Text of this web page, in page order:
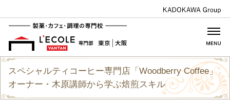
スペシャルティコーヒー専門店「Woodberry Coffee」
オーナー・木原講師から学ぶ焙煎スキル